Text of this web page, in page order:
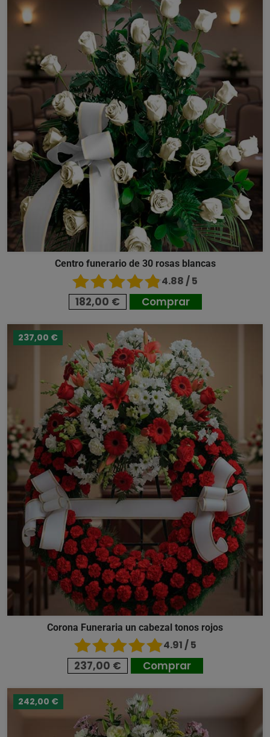
Centro funerario de 30 rosas blancas
4.88 / 5
182,00 € Comprar
237,00 €
Corona Funeraria un cabezal tonos rojos
4.91 / 5
237,00 € Comprar
242,00 €